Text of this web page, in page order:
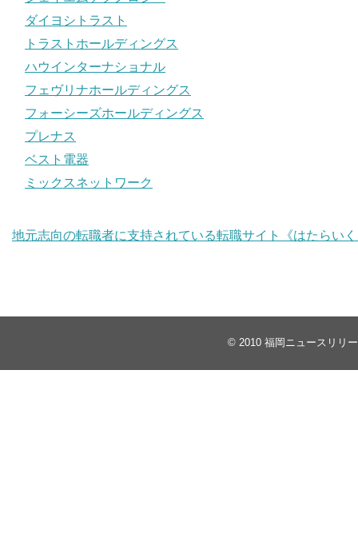
ダイヨシトラスト
トラストホールディングス
ハウインターナショナル
フェヴリナホールディングス
フォーシーズホールディングス
プレナス
ベスト電器
ミックスネットワーク
地元志向の転職者に支持されている転職サイト《はたらい
© 2010 福岡ニュースリリ